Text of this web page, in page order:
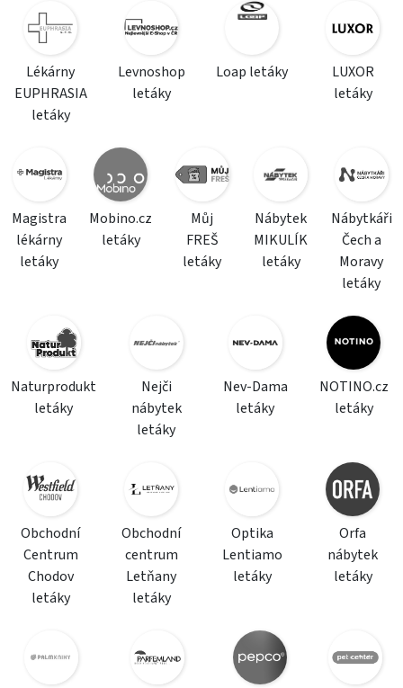
Lékárny
EUPHRASIA
letáky
Levnoshop
letáky
Loap letáky
LUXOR
letáky
Magistra
lékárny
letáky
Mobino.cz
letáky
Můj
FREŠ
letáky
Nábytek
MIKULÍK
letáky
Nábytkáři
Čech a
Moravy
letáky
Naturprodukt
letáky
Nejči
nábytek
letáky
Nev-Dama
letáky
NOTINO.cz
letáky
Obchodní
Centrum
Chodov
letáky
Obchodní
centrum
Letňany
letáky
Optika
Lentiamo
letáky
Orfa
nábytek
letáky